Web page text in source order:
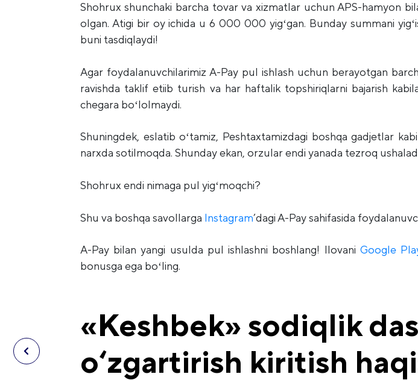
Shohrux shunchaki barcha tovar va xizmatlar uchun APS-hamyon
olgan. Atigi bir oy ichida u 6 000 000 yigʻgan. Bunday summani
buni tasdiqlaydi!
Agar foydalanuvchilarimiz A-Pay pul ishlash uchun berayotgan
ravishda taklif etiib turish va har haftalik topshiriqlarni bajarish
chegara boʻlolmaydi.
Shuningdek, eslatib oʻtamiz, Peshtaxtamizdagi boshqa gadjetlar
narxda sotilmoqda. Shunday ekan, orzular endi yanada tezroq
Shohrux endi nimaga pul yigʻmoqchi?
Shu va boshqa savollarga Instagram’dagi A-Pay sahifasida
A-Pay bilan yangi usulda pul ishlashni boshlang! Ilovani Google
bonusga ega boʻling.
«Keshbek» sodiqlik
o‘zgartirish kiritish